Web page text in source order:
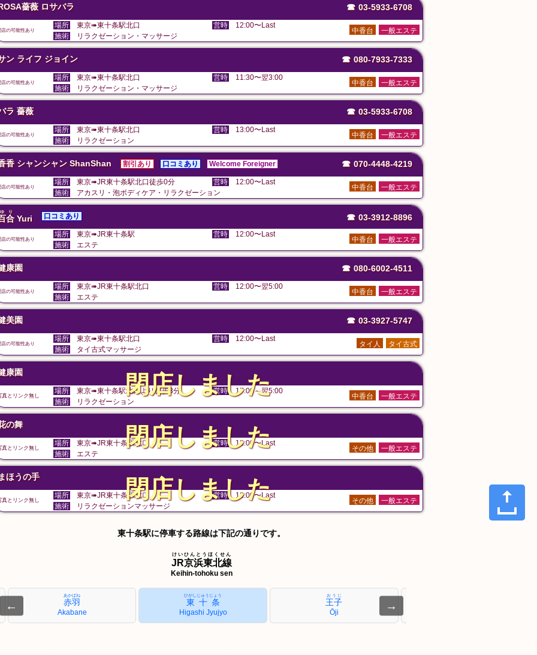
薔薇 ロサバラ ☎ 03-5933-6708
店の可能性あり
場所 東京➠東十条駅北口 営時 12:00〜Last
一般エステ
中香台
施術 リラクゼーション・マッサージ
ン ライフ ジョイン ☎ 080-7933-7333
店の可能性あり
場所 東京➠東十条駅北口 営時 11:30〜翌3:00
一般エステ
中香台
施術 リラクゼーション・マッサージ
ラ 薔薇 ☎ 03-5933-6708
店の可能性あり
場所 東京➠東十条駅北口 営時 13:00〜Last
一般エステ
中香台
施術 リラクゼーション
香 シャンシャン ShanShan 割引あり 口コミあり Welcome Foreigner ☎ 070-4448-4219
店の可能性あり
場所 東京➠JR東十条駅北口徒歩0分 営時 12:00〜Last
一般エステ
中香台
施術 アカスリ・泡ボディケア・リラクゼーション
合
ゆり
Yuri 口コミあり ☎ 03-3912-8896
店の可能性あり
場所 東京➠JR東十条駅 営時 12:00〜Last
一般エステ
中香台
施術 エステ
康園 ☎ 080-6002-4511
店の可能性あり
場所 東京➠JR東十条駅北口 営時 12:00〜翌5:00
一般エステ
中香台
施術 エステ
美園 ☎ 03-3927-5747
店の可能性あり
場所 東京➠東十条駅北口 営時 12:00〜Last
タイ古式
タイ人
施術 タイ古式マッサージ
閉店しました
康園
真とリンク無し
場所 東京➠東十条駅北口より徒歩3分 営時 17:00～翌5:00
一般エステ
中香台
施術 リラクゼーション
閉店しました
の舞
真とリンク無し
場所 東京➠JR東十条駅北口 営時 12:00〜Last
一般エステ
その他
施術 エステ
閉店しました
まほうの手
真とリンク無し
場所 東京➠JR東十条駅北口 営時 12:00〜Last
一般エステ
その他
施術 リラクゼーションマッサージ
東十条駅に停車する路線は下記の通りです。
JR京浜東北線
けいひんとうほくせん
Keihin-tohoku sen
← 赤羽
あかばね
Akabane
東十条
ひがしじゅうじょう
Higashi Jyujyo
王子
おうじ
Ōji
→